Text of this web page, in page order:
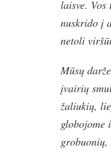
laisve.
nuskrido į
netoli
Mūsų
įvairių
žaliukių,
globojome